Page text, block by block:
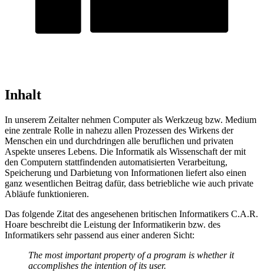
Inhalt
In unserem Zeitalter nehmen Computer als Werkzeug bzw. Medium
eine zentrale Rolle in nahezu allen Prozessen des Wirkens der
Menschen ein und durchdringen alle beruflichen und privaten
Aspekte unseres Lebens. Die Informatik als Wissenschaft der mit
den Computern stattfindenden automatisierten Verarbeitung,
Speicherung und Darbietung von Informationen liefert also einen
ganz wesentlichen Beitrag dafür, dass betriebliche wie auch private
Abläufe funktionieren.
Das folgende Zitat des angesehenen britischen Informatikers C.A.R.
Hoare beschreibt die Leistung der Informatikerin bzw. des
Informatikers sehr passend aus einer anderen Sicht:
The most important property of a program is whether it
accomplishes the intention of its user.